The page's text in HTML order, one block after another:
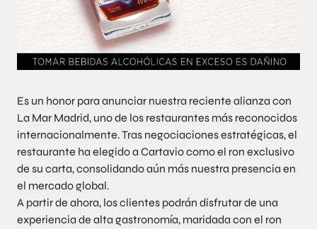
Es un honor para anunciar nuestra reciente alianza con
La Mar Madrid, uno de los restaurantes más reconocidos
internacionalmente. Tras negociaciones estratégicas, el
restaurante ha elegido a Cartavio como el ron exclusivo
de su carta, consolidando aún más nuestra presencia en
el mercado global.
A partir de ahora, los clientes podrán disfrutar de una
experiencia de alta gastronomía, maridada con el ron